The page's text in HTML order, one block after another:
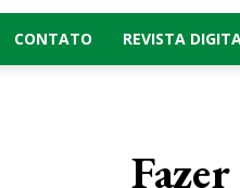
CONTATO REVISTA